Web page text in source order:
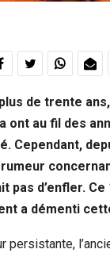
de trente
ont au fil des
Cependant,
pas d’enfler.
a démenti
persistante,